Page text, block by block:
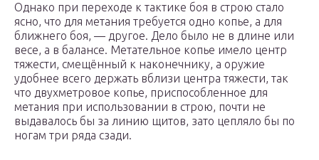
Однако при переходе к тактике боя в строю стало
ясно, что для метания требуется одно копье, а для
ближнего боя, — другое. Дело было не в длине или
весе, а в балансе. Метательное копье имело центр
тяжести, смещённый к наконечнику, а оружие
удобнее всего держать вблизи центра тяжести, так
что двухметровое копье, приспособленное для
метания при использовании в строю, почти не
выдавалось бы за линию щитов, зато цепляло бы по
ногам три ряда сзади.